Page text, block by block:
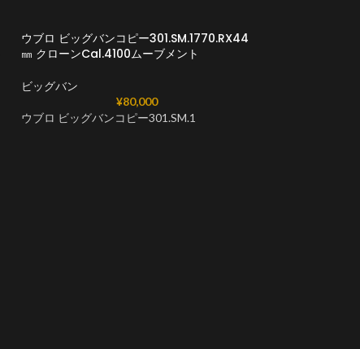
ウブロ ビッグバンコピー301.SM.1770.RX44
㎜ クローンCal.4100ムーブメント
ビッグバン
¥80,000
ウブロ ビッグバンコピー301.SM.1